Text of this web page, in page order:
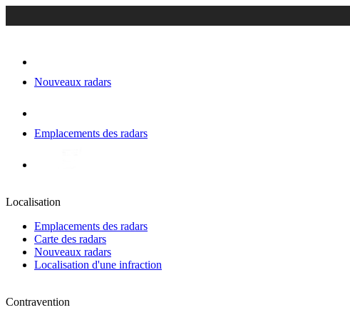
Nouveaux radars
Emplacements des radars
Localisation
Emplacements des radars
Carte des radars
Nouveaux radars
Localisation d'une infraction
Contravention